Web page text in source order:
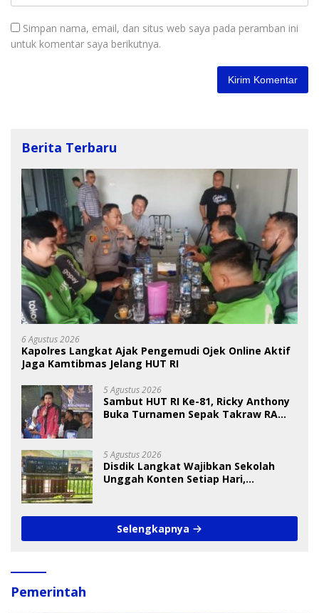
Simpan nama, email, dan situs web saya pada peramban ini
untuk komentar saya berikutnya.
Berita Terbaru
6 Agustus 2026
Kapolres Langkat Ajak Pengemudi Ojek Online Aktif
Jaga Kamtibmas Jelang HUT RI
5 Agustus 2026
Sambut HUT RI Ke-81, Ricky Anthony
Buka Turnamen Sepak Takraw RA
5 Agustus 2026
Disdik Langkat Wajibkan Sekolah
Unggah Konten Setiap Hari,
Selengkapnya
Pemerintah